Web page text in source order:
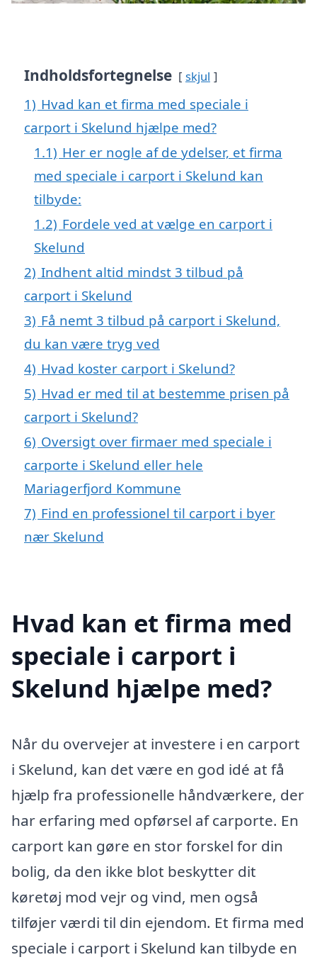
Indholdsfortegnelse skjul
1) Hvad kan et firma med speciale i
carport i Skelund hjælpe med?
1.1) Her er nogle af de ydelser, et firma
med speciale i carport i Skelund kan
tilbyde:
1.2) Fordele ved at vælge en carport i
Skelund
2) Indhent altid mindst 3 tilbud på
carport i Skelund
3) Få nemt 3 tilbud på carport i Skelund,
du kan være tryg ved
4) Hvad koster carport i Skelund?
5) Hvad er med til at bestemme prisen på
carport i Skelund?
6) Oversigt over firmaer med speciale i
carporte i Skelund eller hele
Mariagerfjord Kommune
7) Find en professionel til carport i byer
nær Skelund
Hvad kan et firma med
speciale i carport i
Skelund hjælpe med?
Når du overvejer at investere i en carport
i Skelund, kan det være en god idé at få
hjælp fra professionelle håndværkere, der
har erfaring med opførsel af carporte. En
carport kan gøre en stor forskel for din
bolig, da den ikke blot beskytter dit
køretøj mod vejr og vind, men også
tilføjer værdi til din ejendom. Et firma med
speciale i carport i Skelund kan tilbyde en